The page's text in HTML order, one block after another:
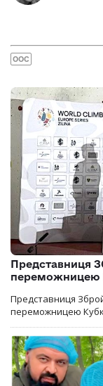
ООС
Представниця
переможницею
Представниця
переможницею